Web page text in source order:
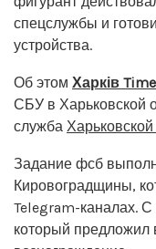
спецслужбы и
устройства.
Об этом Харків
СБУ в Харьковской
служба
Задание фсб
Кировоградщины,
Telegram-каналах. С
который предложил